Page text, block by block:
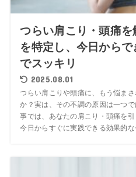
つらい肩こり・頭痛
を特定し、今日から
でスッキリ
2025.08.01
つらい肩こりや頭痛に、もう悩ま
か？実は、その不調の原因は一つ
事では、あなたの肩こり・頭痛を
今日からすぐに実践できる効果的な